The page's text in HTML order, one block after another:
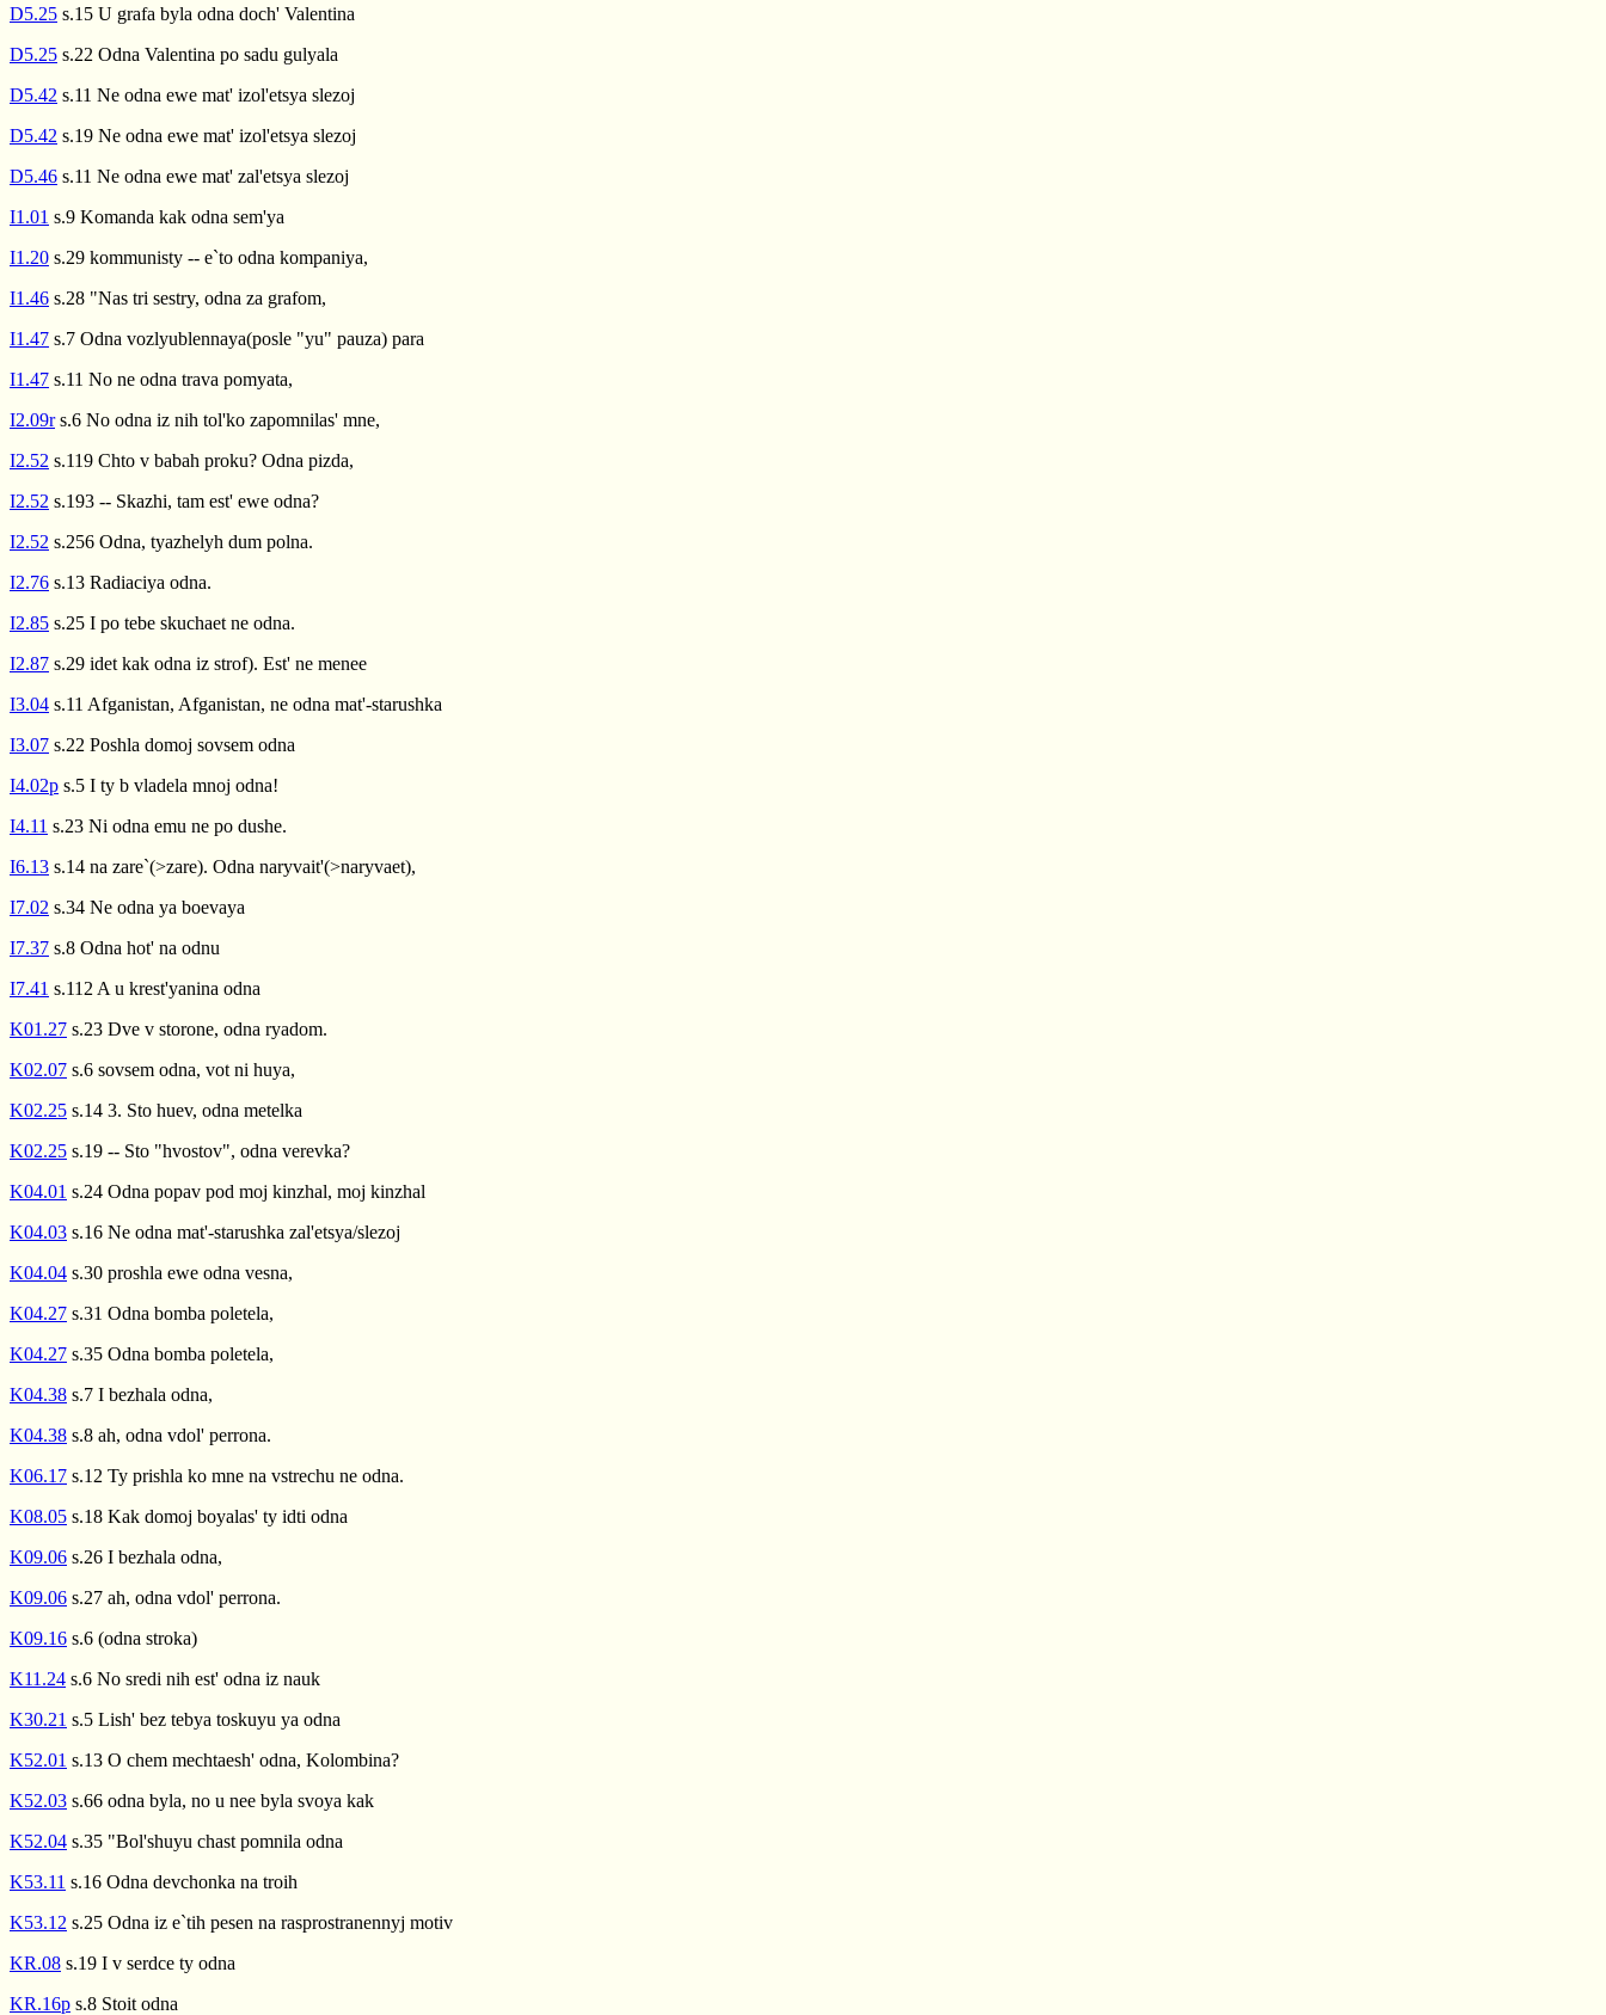
D5.25 s.15 U grafa byla odna doch' Valentina
D5.25 s.22 Odna Valentina po sadu gulyala
D5.42 s.11 Ne odna ewe mat' izol'etsya slezoj
D5.42 s.19 Ne odna ewe mat' izol'etsya slezoj
D5.46 s.11 Ne odna ewe mat' zal'etsya slezoj
I1.01 s.9 Komanda kak odna sem'ya
I1.20 s.29 kommunisty -- e`to odna kompaniya,
I1.46 s.28 "Nas tri sestry, odna za grafom,
I1.47 s.7 Odna vozlyublennaya(posle "yu" pauza) para
I1.47 s.11 No ne odna trava pomyata,
I2.09rs.6 No odna iz nih tol'ko zapomnilas' mne,
I2.52 s.119 Chto v babah proku? Odna pizda,
I2.52 s.193 -- Skazhi, tam est' ewe odna?
I2.52 s.256 Odna, tyazhelyh dum polna.
I2.76 s.13 Radiaciya odna.
I2.85 s.25 I po tebe skuchaet ne odna.
I2.87 s.29 idet kak odna iz strof). Est' ne menee
I3.04 s.11 Afganistan, Afganistan, ne odna mat'-starushka
I3.07 s.22 Poshla domoj sovsem odna
I4.02p s.5 I ty b vladela mnoj odna!
I4.11 s.23 Ni odna emu ne po dushe.
I6.13 s.14 na zare`(>zare). Odna naryvait'(>naryvaet),
I7.02 s.34 Ne odna ya boevaya
I7.37 s.8 Odna hot' na odnu
I7.41 s.112 A u krest'yanina odna
K01.27 s.23 Dve v storone, odna ryadom.
K02.07 s.6 sovsem odna, vot ni huya,
K02.25 s.14 3. Sto huev, odna metelka
K02.25 s.19 -- Sto "hvostov", odna verevka?
K04.01 s.24 Odna popav pod moj kinzhal, moj kinzhal
K04.03 s.16 Ne odna mat'-starushka zal'etsya/slezoj
K04.04 s.30 proshla ewe odna vesna,
K04.27 s.31 Odna bomba poletela,
K04.27 s.35 Odna bomba poletela,
K04.38 s.7 I bezhala odna,
K04.38 s.8 ah, odna vdol' perrona.
K06.17 s.12 Ty prishla ko mne na vstrechu ne odna.
K08.05 s.18 Kak domoj boyalas' ty idti odna
K09.06 s.26 I bezhala odna,
K09.06 s.27 ah, odna vdol' perrona.
K09.16 s.6 (odna stroka)
K11.24 s.6 No sredi nih est' odna iz nauk
K30.21 s.5 Lish' bez tebya toskuyu ya odna
K52.01 s.13 O chem mechtaesh' odna, Kolombina?
K52.03 s.66 odna byla, no u nee byla svoya kak
K52.04 s.35 "Bol'shuyu chast pomnila odna
K53.11 s.16 Odna devchonka na troih
K53.12 s.25 Odna iz e`tih pesen na rasprostranennyj motiv
KR.08 s.19 I v serdce ty odna
KR.16p s.8 Stoit odna